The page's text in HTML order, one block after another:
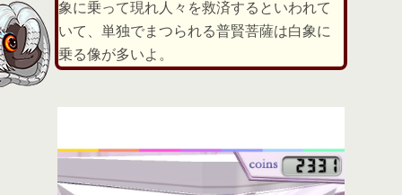
象に乗って現れ人々を救済するといわれて
いて、単独でまつられる普賢菩薩は白象に
乗る像が多いよ。